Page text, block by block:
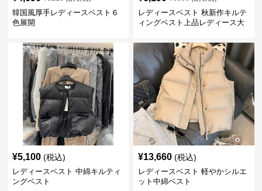
韓国風厚手レディースベスト６
色展開
レディースベスト 秋新作キルテ
ィングベスト上品レディース大
¥5,100 (税込)
レディースベスト 中綿キルティ
ングベスト
¥13,660 (税込)
レディースベスト 軽やかシルエ
ット中綿ベスト